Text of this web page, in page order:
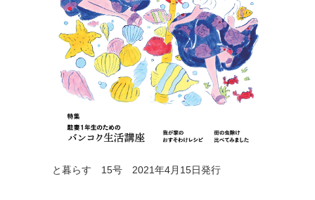
と暮らす 15号 2021年4月15日発行